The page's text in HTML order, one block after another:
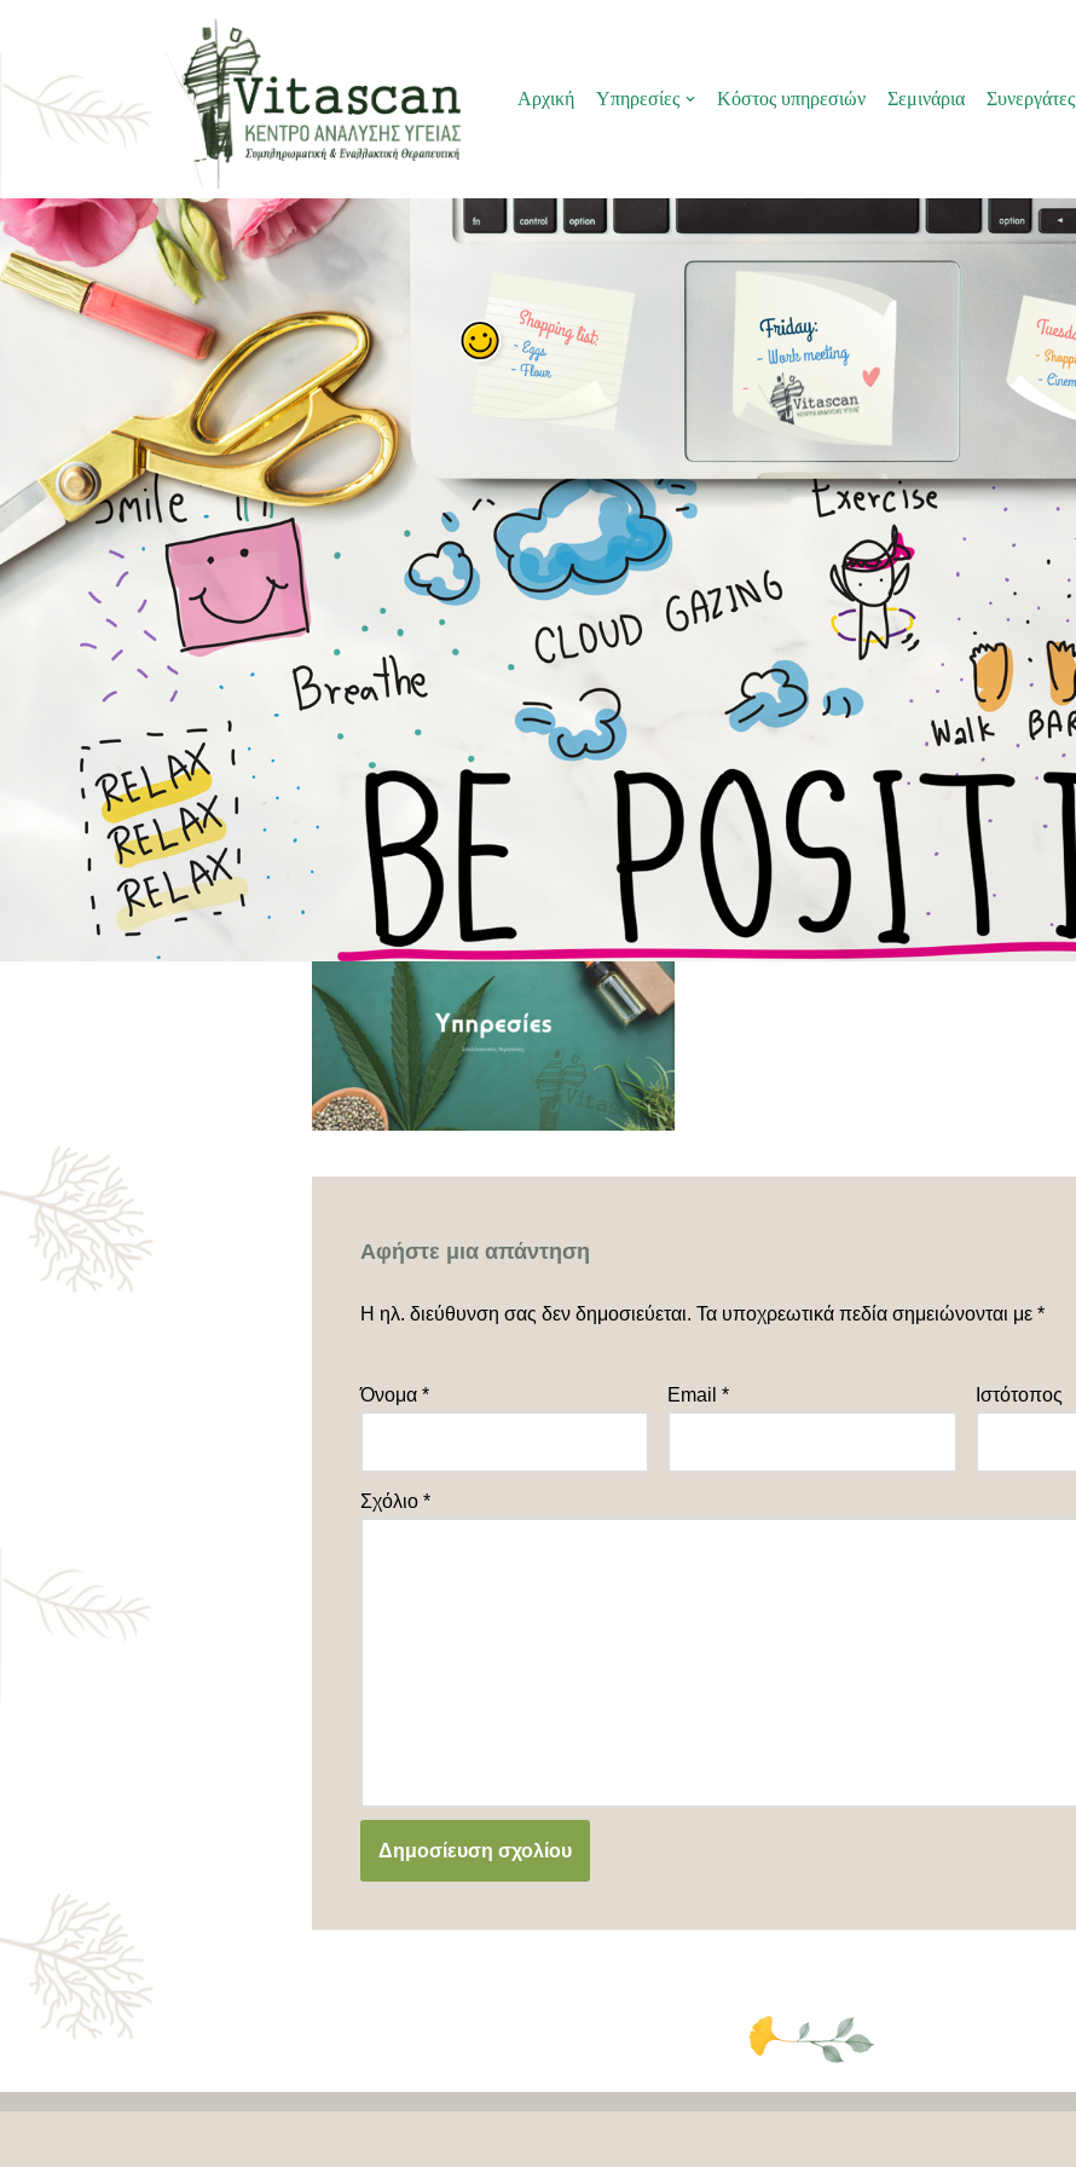
στο
περιεχόμενο
Αρχική Υπηρεσίες Κόστος υπηρεσιών Σεμινάρια Συνεργάτες
Αφήστε μια απάντηση
Η ηλ. διεύθυνση σας δεν δημοσιεύεται. Τα υποχρεωτικά πεδία σημειώνονται με *
Όνομα * Email* Ιστότοπος
Σχόλιο *